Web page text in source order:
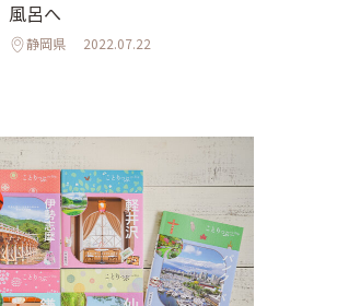
風呂へ
静岡県 2022.07.22
のリゾ